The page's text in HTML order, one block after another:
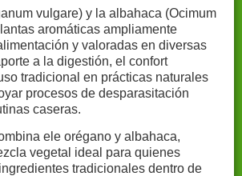
vulgare) y la albahaca (Ocimum
aromáticas ampliamente
y valoradas en diversas
a la digestión, el confort
tradicional en prácticas naturales
procesos de desparasitación
caseras.
ele orégano y albahaca,
vegetal ideal para quienes
tradicionales dentro de